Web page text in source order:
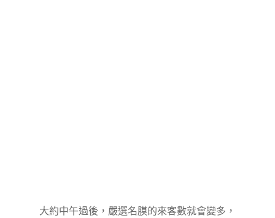
大約中午過後，嚴選名膜的來客數就會變多，